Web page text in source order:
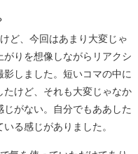
ど、今回はあまり大変じゃ
りを想像しながらリアクシ
しました。短いコマの中に
たけど、それも大変じゃなか
がない。自分でもああした
る感じがありました。